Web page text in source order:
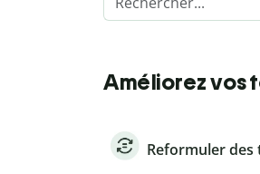
Améliorez vos
Reformuler des